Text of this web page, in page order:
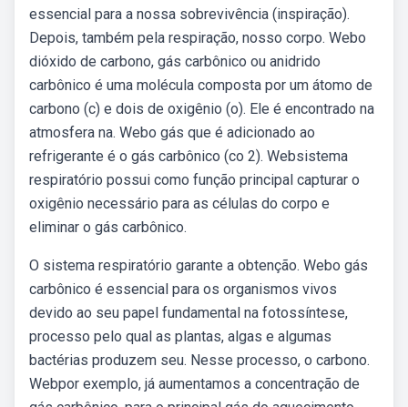
essencial para a nossa sobrevivência (inspiração).
Depois, também pela respiração, nosso corpo. Webo
dióxido de carbono, gás carbônico ou anidrido
carbônico é uma molécula composta por um átomo de
carbono (c) e dois de oxigênio (o). Ele é encontrado na
atmosfera na. Webo gás que é adicionado ao
refrigerante é o gás carbônico (co 2). Websistema
respiratório possui como função principal capturar o
oxigênio necessário para as células do corpo e
eliminar o gás carbônico.
O sistema respiratório garante a obtenção. Webo gás
carbônico é essencial para os organismos vivos
devido ao seu papel fundamental na fotossíntese,
processo pelo qual as plantas, algas e algumas
bactérias produzem seu. Nesse processo, o carbono.
Webpor exemplo, já aumentamos a concentração de